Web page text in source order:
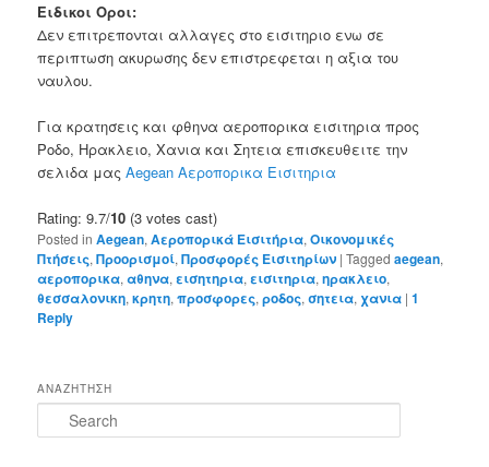
Ειδικοι Οροι:
Δεν επιτρεπονται αλλαγες στο εισιτηριο ενω σε
περιπτωση ακυρωσης δεν επιστρεφεται η αξια του
ναυλου.
Για κρατησεις και φθηνα αεροπορικα εισιτηρια προς
Ροδο, Ηρακλειο, Χανια και Σητεια επισκευθειτε την
σελιδα μαςAegean Αεροπορικα Εισιτηρια
Rating: 9.7/10 (3 votes cast)
Posted in Aegean,Αεροπορικά Εισιτήρια,Οικονομικές
Πτήσεις,Προορισμοί,Προσφορές Εισιτηρίων |Tagged aegean,
αεροπορικα,αθηνα,εισητηρια,εισιτηρια,ηρακλειο,
θεσσαλονικη,κρητη,προσφορες,ροδος,σητεια, χανια |1
Reply
ΑΝΑΖΗΤΗΣΗ
e